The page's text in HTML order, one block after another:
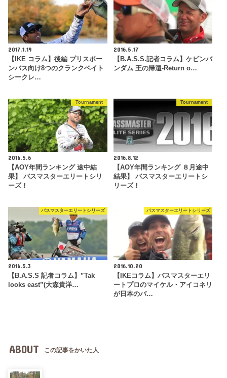
2017.1.19
【IKE コラム】後編 プリスポー
ンバス向け8つのクランクベイト
シークレ…
2016.5.17
【B.A.S.S.記者コラム】ケビンバ
ンダム 王の帰還-Return o…
Tournament
2016.5.6
【AOY年間ランキング 途中結
果】 バスマスターエリートシリ
ーズ！
Tournament
2016.8.12
【AOY年間ランキング ８月途中
結果】 バスマスターエリートシ
リーズ！
バスマスターエリートシリーズ
2016.5.3
【B.A.S.S 記者コラム】”Tak
looks east”(大森貴洋…
バスマスターエリートシリーズ
2016.10.20
【IKEコラム】バスマスターエリ
ートプロのマイケル・アイコネリ
が日本のバ…
ABOUT この記事をかいた人